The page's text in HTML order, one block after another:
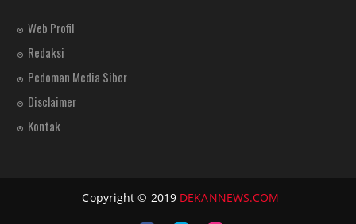
Web Profil
Redaksi
Pedoman Media Siber
Disclaimer
Kontak
Copyright © 2019 DEKANNEWS.COM